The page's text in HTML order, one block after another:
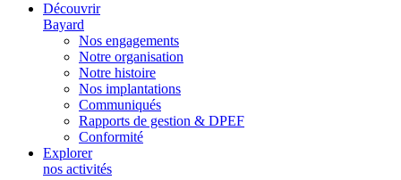
Découvrir
Bayard
Nos engagements
Notre organisation
Notre histoire
Nos implantations
Communiqués
Rapports de gestion & DPEF
Conformité
Explorer
nos activités